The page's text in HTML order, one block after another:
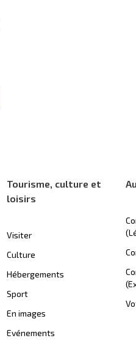
Tourisme, culture et
loisirs
Visiter
Culture
Hébergements
Sport
En images
Evénements